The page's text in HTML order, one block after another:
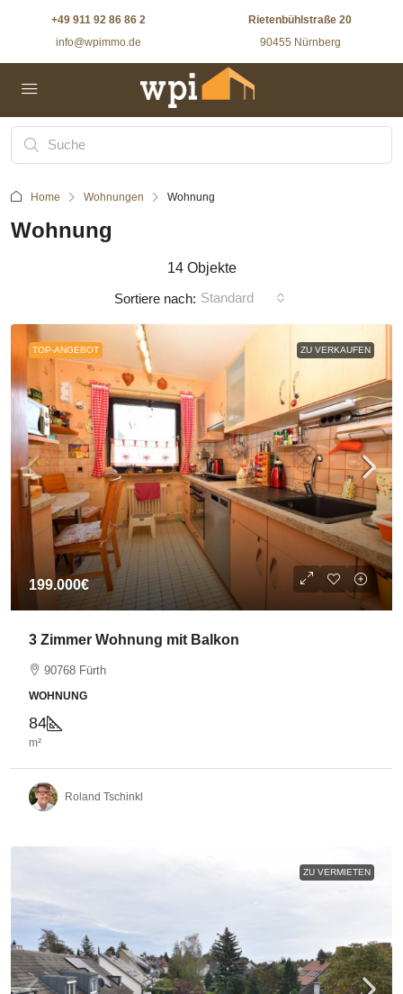
+49 911 92 86 86 2
info@wpimmo.de
Rietenbühlstraße 20
90455 Nürnberg
Home Wohnungen Wohnung
Wohnung
14 Objekte
Sortiere nach: Standard
TOP-ANGEBOT ZU VERKAUFEN
199.000€
3 Zimmer Wohnung mit Balkon
90768 Fürth
WOHNUNG
84
m²
Roland Tschinkl
ZU VERMIETEN